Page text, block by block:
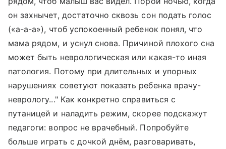
он захнычет, достаточно сквозь сон подать голос
(«а-а-а»), чтоб успокоенный ребенок понял, что
мама рядом, и уснул снова. Причиной плохого сна
может быть неврологическая или какая-то иная
патология. Потому при длительных и упорных
нарушениях советуют показать ребенка врачу-
неврологу..." Как конкретно справиться с
путаницей и наладить режим, скорее подскажут
педагоги: вопрос не врачебный. Попробуйте
больше играть с дочкой днём, разговаривать,